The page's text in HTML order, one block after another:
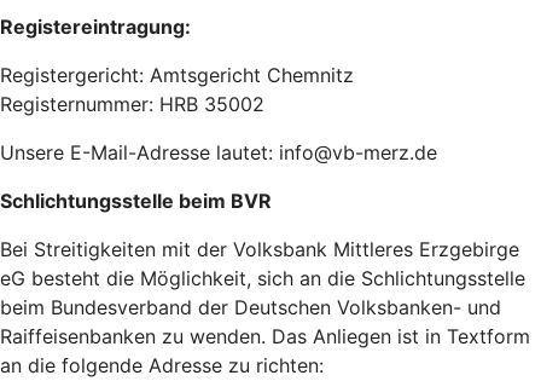
Registereintragung:
Registergericht: Amtsgericht Chemnitz
Registernummer: HRB 35002
Unsere E-Mail-Adresse lautet: info@vb-merz.de
Schlichtungsstelle beim BVR
Bei Streitigkeiten mit der Volksbank Mittleres Erzgebirge
eG besteht die Möglichkeit, sich an die Schlichtungsstelle
beim Bundesverband der Deutschen Volksbanken- und
Raiffeisenbanken zu wenden. Das Anliegen ist in Textform
an die folgende Adresse zu richten: